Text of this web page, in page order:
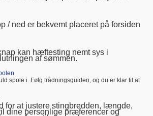
/ ned er bekvemt placeret på forsiden
kan hæftesting nemt sys i
af ​​sømmen.
spole i. Følg trådningsguiden, og du er klar til at
for at justere stingbredden, længde,
dine personlige præferencer og